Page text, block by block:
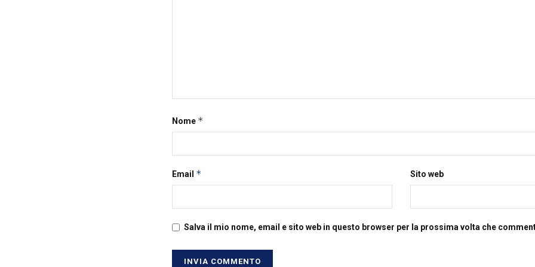
Nome *
Email * Sito web
Salva il mio nome, email e sito web in questo browser per la prossima volta che